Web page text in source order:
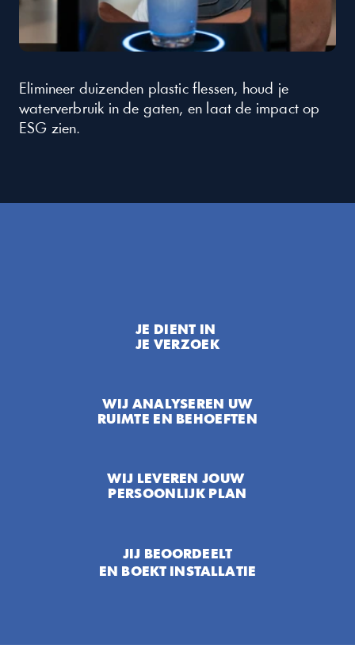
Elimineer duizenden plastic flessen, houd je
waterverbruik in de gaten, en laat de impact op
ESG zien.
JE DIENT IN
JE VERZOEK
WIJ ANALYSEREN UW
RUIMTE EN BEHOEFTEN
WIJ LEVEREN JOUW
PERSOONLIJK PLAN
JIJ BEOORDEELT
EN BOEKT INSTALLATIE